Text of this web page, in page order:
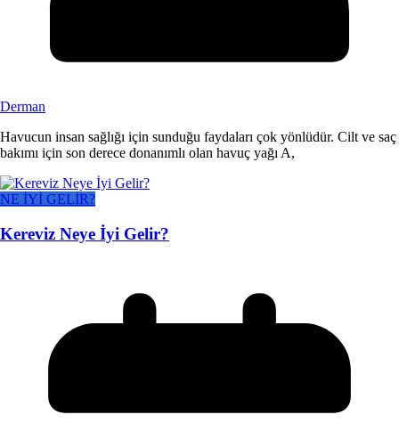
Derman
Havucun insan sağlığı için sunduğu faydaları çok yönlüdür. Cilt ve saç
bakımı için son derece donanımlı olan havuç yağı A,
NE İYİ GELİR?
Kereviz Neye İyi Gelir?